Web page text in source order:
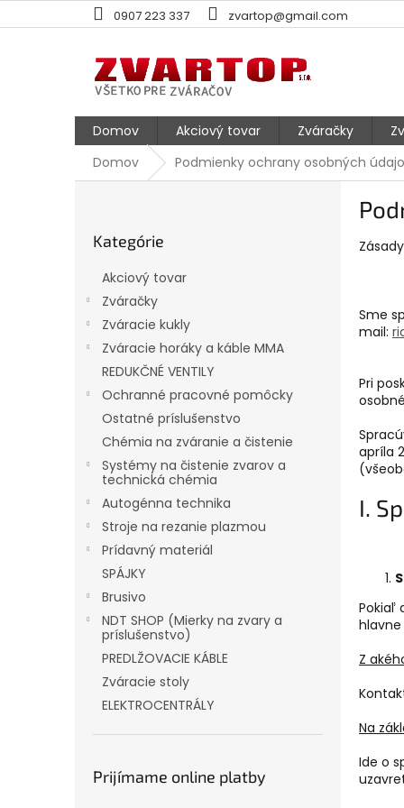
na
0907 223 337 zvartop@gmail.com
Domov Akciový tovar Zváračky
Domov
Podmienky ochrany osobných
kategórie
Kategórie
Akciový tovar
Zváračky
Zváracie kukly
Zváracie horáky a káble MMA
REDUKČNÉ VENTILY
Ochranné pracovné pomôcky
Ostatné príslušenstvo
Chémia na zváranie a čistenie
Systémy na čistenie zvarov a
technická chémia
Autogénna technika
Stroje na rezanie plazmou
Prídavný materiál
SPÁJKY
Brusivo
NDT SHOP (Mierky na zvary a
príslušenstvo)
PREDLŽOVACIE KÁBLE
Zváracie stoly
ELEKTROCENTRÁLY
Prijímame online platby
Sme
mail:
Pri
apríla
I.
Pokiaľ
Z
Na
Ide o